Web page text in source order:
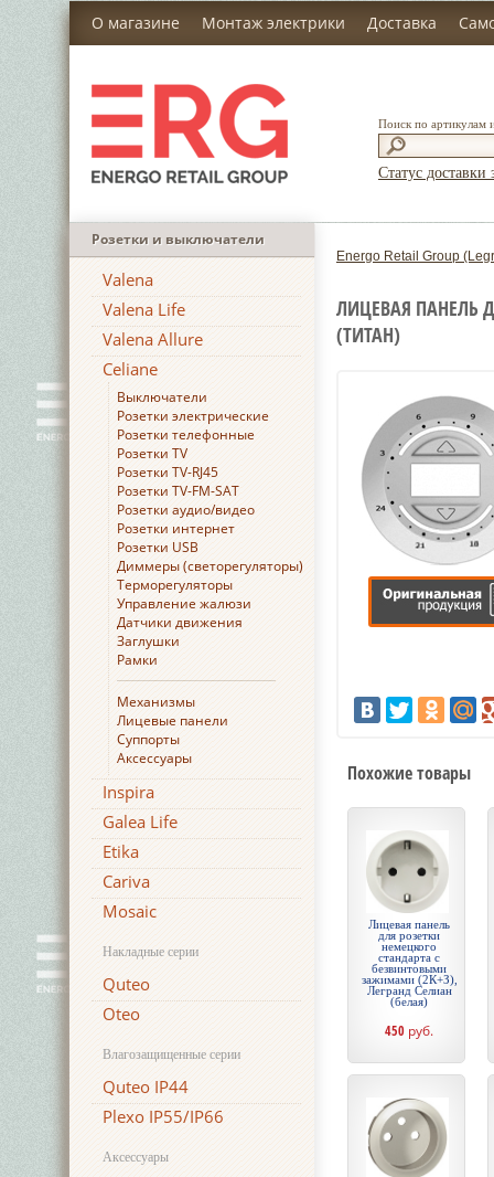
О магазине Монтаж электрики Доставка
Поиск по артикулам
Статус доставки
Розетки и выключатели
Valena
Valena Life
Valena Allure
Celiane
Выключатели
Розетки электрические
Розетки телефонные
Розетки TV
Розетки TV-RJ45
Розетки TV-FM-SAT
Розетки аудио/видео
Розетки интернет
Розетки USB
Диммеры (светорегуляторы)
Терморегуляторы
Управление жалюзи
Датчики движения
Заглушки
Рамки
Механизмы
Лицевые панели
Суппорты
Аксессуары
Inspira
Galea Life
Etika
Cariva
Mosaic
Накладные серии
Quteo
Oteo
Влагозащищенные серии
Quteo IP44
Plexo IP55/IP66
Аксессуары
Energo Retail Group
ЛИЦЕВАЯ ПАНЕЛЬ
(ТИТАН)
Похожие товары
Лицевая панель
для розетки
немецкого
стандарта с
безвинтовыми
зажимами (2К+З),
Легранд Селиан
(белая)
450 руб.